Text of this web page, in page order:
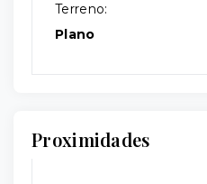
Terreno:
Plano
Proximidades